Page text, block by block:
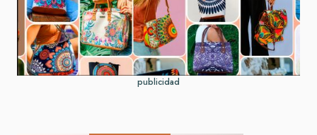
publicidad